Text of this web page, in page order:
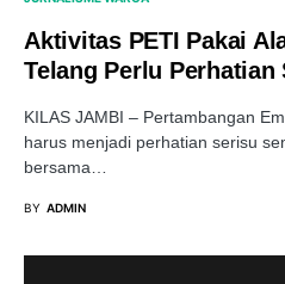
Aktivitas PETI Pakai
Telang Perlu Perhatian
KILAS JAMBI – Pertambangan
harus menjadi perhatian serisu
bersama…
BY ADMIN